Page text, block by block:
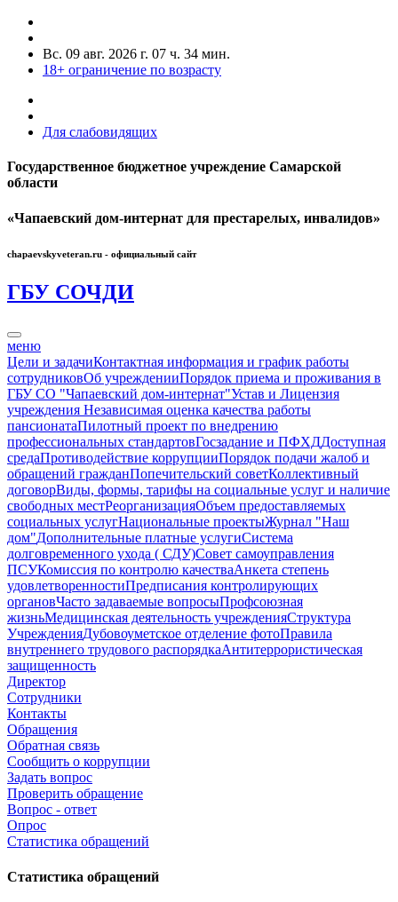
Вс. 09 авг. 2026 г. 07 ч. 34 мин.
18+ ограничение по возрасту
Для слабовидящих
Государственное бюджетное учреждение Самарской
области
«Чапаевский дом-интернат для престарелых, инвалидов»
chapaevskyveteran.ru - официальный сайт
ГБУ СОЧДИ
меню
Цели и задачиКонтактная информация и график работы
сотрудниковОб учрежденииПорядок приема и проживания в
ГБУ СО "Чапаевский дом-интернат"Устав и Лицензия
учреждения Независимая оценка качества работы
пансионатаПилотный проект по внедрению
профессиональных стандартовГосзадание и ПФХДДоступная
средаПротиводействие коррупцииПорядок подачи жалоб и
обращений гражданПопечительский советКоллективный
договорВиды, формы, тарифы на социальные услуг и наличие
свободных местРеорганизацияОбъем предоставляемых
социальных услугНациональные проектыЖурнал "Наш
дом"Дополнительные платные услугиСистема
долговременного ухода ( СДУ)Совет самоуправления
ПСУКомиссия по контролю качестваАнкета степень
удовлетворенностиПредписания контролирующих
органовЧасто задаваемые вопросыПрофсоюзная
жизньМедицинская деятельность учрежденияСтруктура
УчрежденияДубовоуметское отделение фотоПравила
внутреннего трудового распорядкаАнтитеррористическая
защищенность
Директор
Сотрудники
Контакты
Обращения
Обратная связь
Сообщить о коррупции
Задать вопрос
Проверить обращение
Вопрос - ответ
Опрос
Статистика обращений
Статистика обращений